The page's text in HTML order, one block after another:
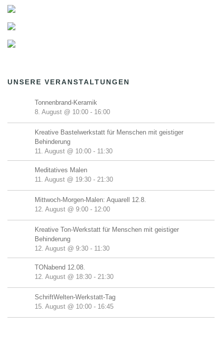
UNSERE VERANSTALTUNGEN
Tonnenbrand-Keramik
8. August @ 10:00 - 16:00
Kreative Bastelwerkstatt für Menschen mit geistiger
Behinderung
11. August @ 10:00 - 11:30
Meditatives Malen
11. August @ 19:30 - 21:30
Mittwoch-Morgen-Malen: Aquarell 12.8.
12. August @ 9:00 - 12:00
Kreative Ton-Werkstatt für Menschen mit geistiger
Behinderung
12. August @ 9:30 - 11:30
TONabend 12.08.
12. August @ 18:30 - 21:30
SchriftWelten-Werkstatt-Tag
15. August @ 10:00 - 16:45